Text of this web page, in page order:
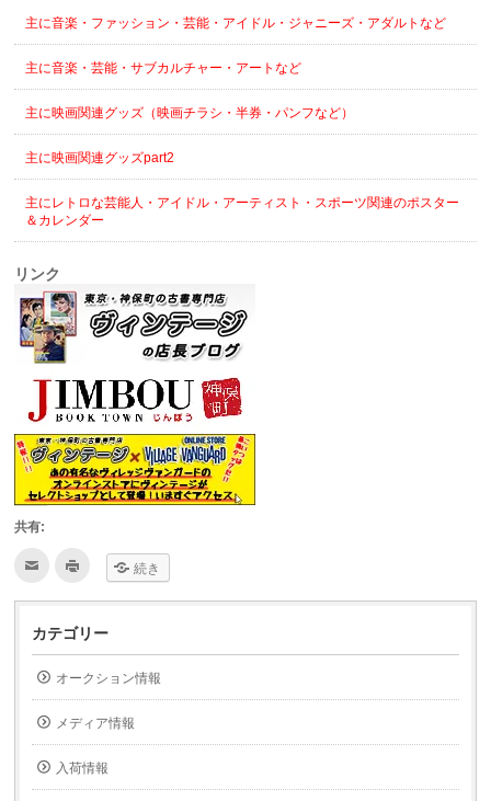
主に音楽・ファッション・芸能・アイドル・ジャニーズ・アダルトなど
主に音楽・芸能・サブカルチャー・アートなど
主に映画関連グッズ（映画チラシ・半券・パンフなど）
主に映画関連グッズpart2
主にレトロな芸能人・アイドル・アーティスト・スポーツ関連のポスター
＆カレンダー
リンク
共有:
ク
て
友
達
へ
メ
で
送
信
(新
し
い
ク
て
印
刷
し
ィ
ン
ド
ウ
で
開
続き
カテゴリー
オークション情報
メディア情報
入荷情報